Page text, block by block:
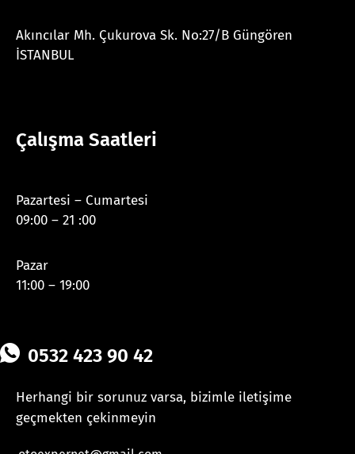
Akıncılar Mh. Çukurova Sk. No:27/B Güngören
İSTANBUL
Çalışma Saatleri
Pazartesi – Cumartesi
09:00 – 21 :00
Pazar
11:00 – 19:00
0532 423 90 42
Herhangi bir sorunuz varsa, bizimle iletişime
geçmekten çekinmeyin